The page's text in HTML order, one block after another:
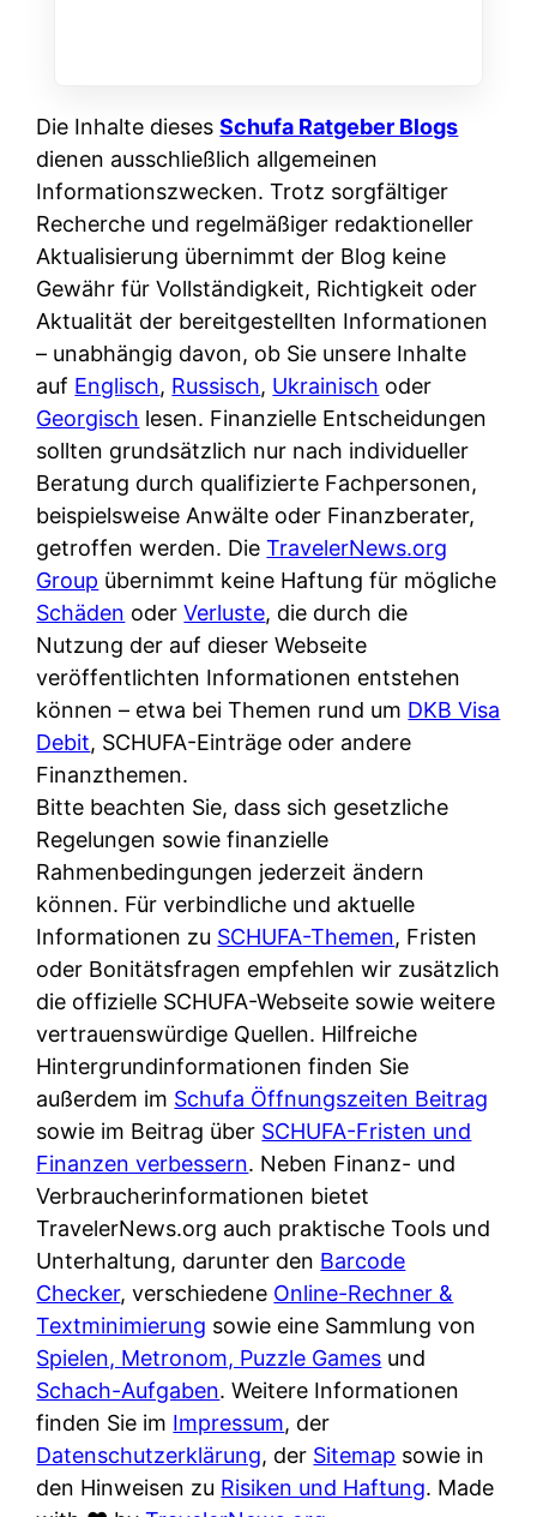
h
i
e
r
e
n
r
u
s
s
i
s
c
h
e
B
a
n
k
k
a
r
t
e
n
M
I
R
?
W
t
i
r
k
c
k
o
t
n
o
u
w
i
t
e
e
t
s
i
e
n
d
e
r
S
c
h
u
t
z
d
e
r
F
i
r
m
a
a
m
p
r
i
v
a
t
e
n
K
ü
c
h
e
n
t
i
s
c
h
e
n
d
e
Die Inhalte diesesSchufa Ratgeber Blogs
dienen ausschließlich allgemeinen
Informationszwecken. Trotz sorgfältiger
Recherche und regelmäßiger redaktioneller
Aktualisierung übernimmt der Blog keine
Gewähr für Vollständigkeit, Richtigkeit oder
Aktualität der bereitgestellten Informationen
– unabhängig davon, ob Sie unsere Inhalte
auf Englisch, Russisch, Ukrainisch oder
Georgisch lesen. Finanzielle Entscheidungen
sollten grundsätzlich nur nach individueller
Beratung durch qualifizierte Fachpersonen,
beispielsweise Anwälte oder Finanzberater,
getroffen werden. DieTravelerNews.org
Group übernimmt keine Haftung für mögliche
Schäden oderVerluste, die durch die
Nutzung der auf dieser Webseite
veröffentlichten Informationen entstehen
können – etwa bei Themen rund um DKB Visa
Debit, SCHUFA-Einträge oder andere
Finanzthemen.
Bitte beachten Sie, dass sich gesetzliche
Regelungen sowie finanzielle
Rahmenbedingungen jederzeit ändern
können. Für verbindliche und aktuelle
Informationen zu SCHUFA-Themen, Fristen
oder Bonitätsfragen empfehlen wir zusätzlich
die offizielle SCHUFA-Webseite sowie weitere
vertrauenswürdige Quellen. Hilfreiche
Hintergrundinformationen finden Sie
außerdem im Schufa Öffnungszeiten Beitrag
sowie im Beitrag über SCHUFA-Fristen und
Finanzen verbessern. Neben Finanz- und
Verbraucherinformationen bietet
TravelerNews.org auch praktische Tools und
Unterhaltung, darunter den Barcode
Checker, verschiedene Online-Rechner &
Textminimierung sowie eine Sammlung von
Spielen, Metronom, Puzzle Games und
Schach-Aufgaben. Weitere Informationen
finden Sie im Impressum, der
Datenschutzerklärung, der Sitemap sowie in
den Hinweisen zu Risiken und Haftung. Made